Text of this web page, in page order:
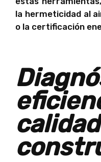
la hermeticidad al
o la certificación
calidad